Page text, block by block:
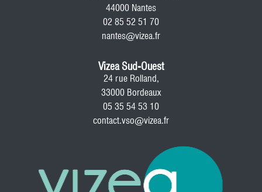
44000 Nantes
02 85 52 51 70
nantes@vizea.fr
Vizea Sud-Ouest
24 rue Rolland,
33000 Bordeaux
05 35 54 53 10
contact.vso@vizea.fr